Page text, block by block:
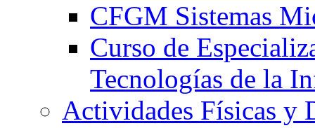
CFGM Sistemas
Curso de
Tecnologías de la
Actividades Físicas y